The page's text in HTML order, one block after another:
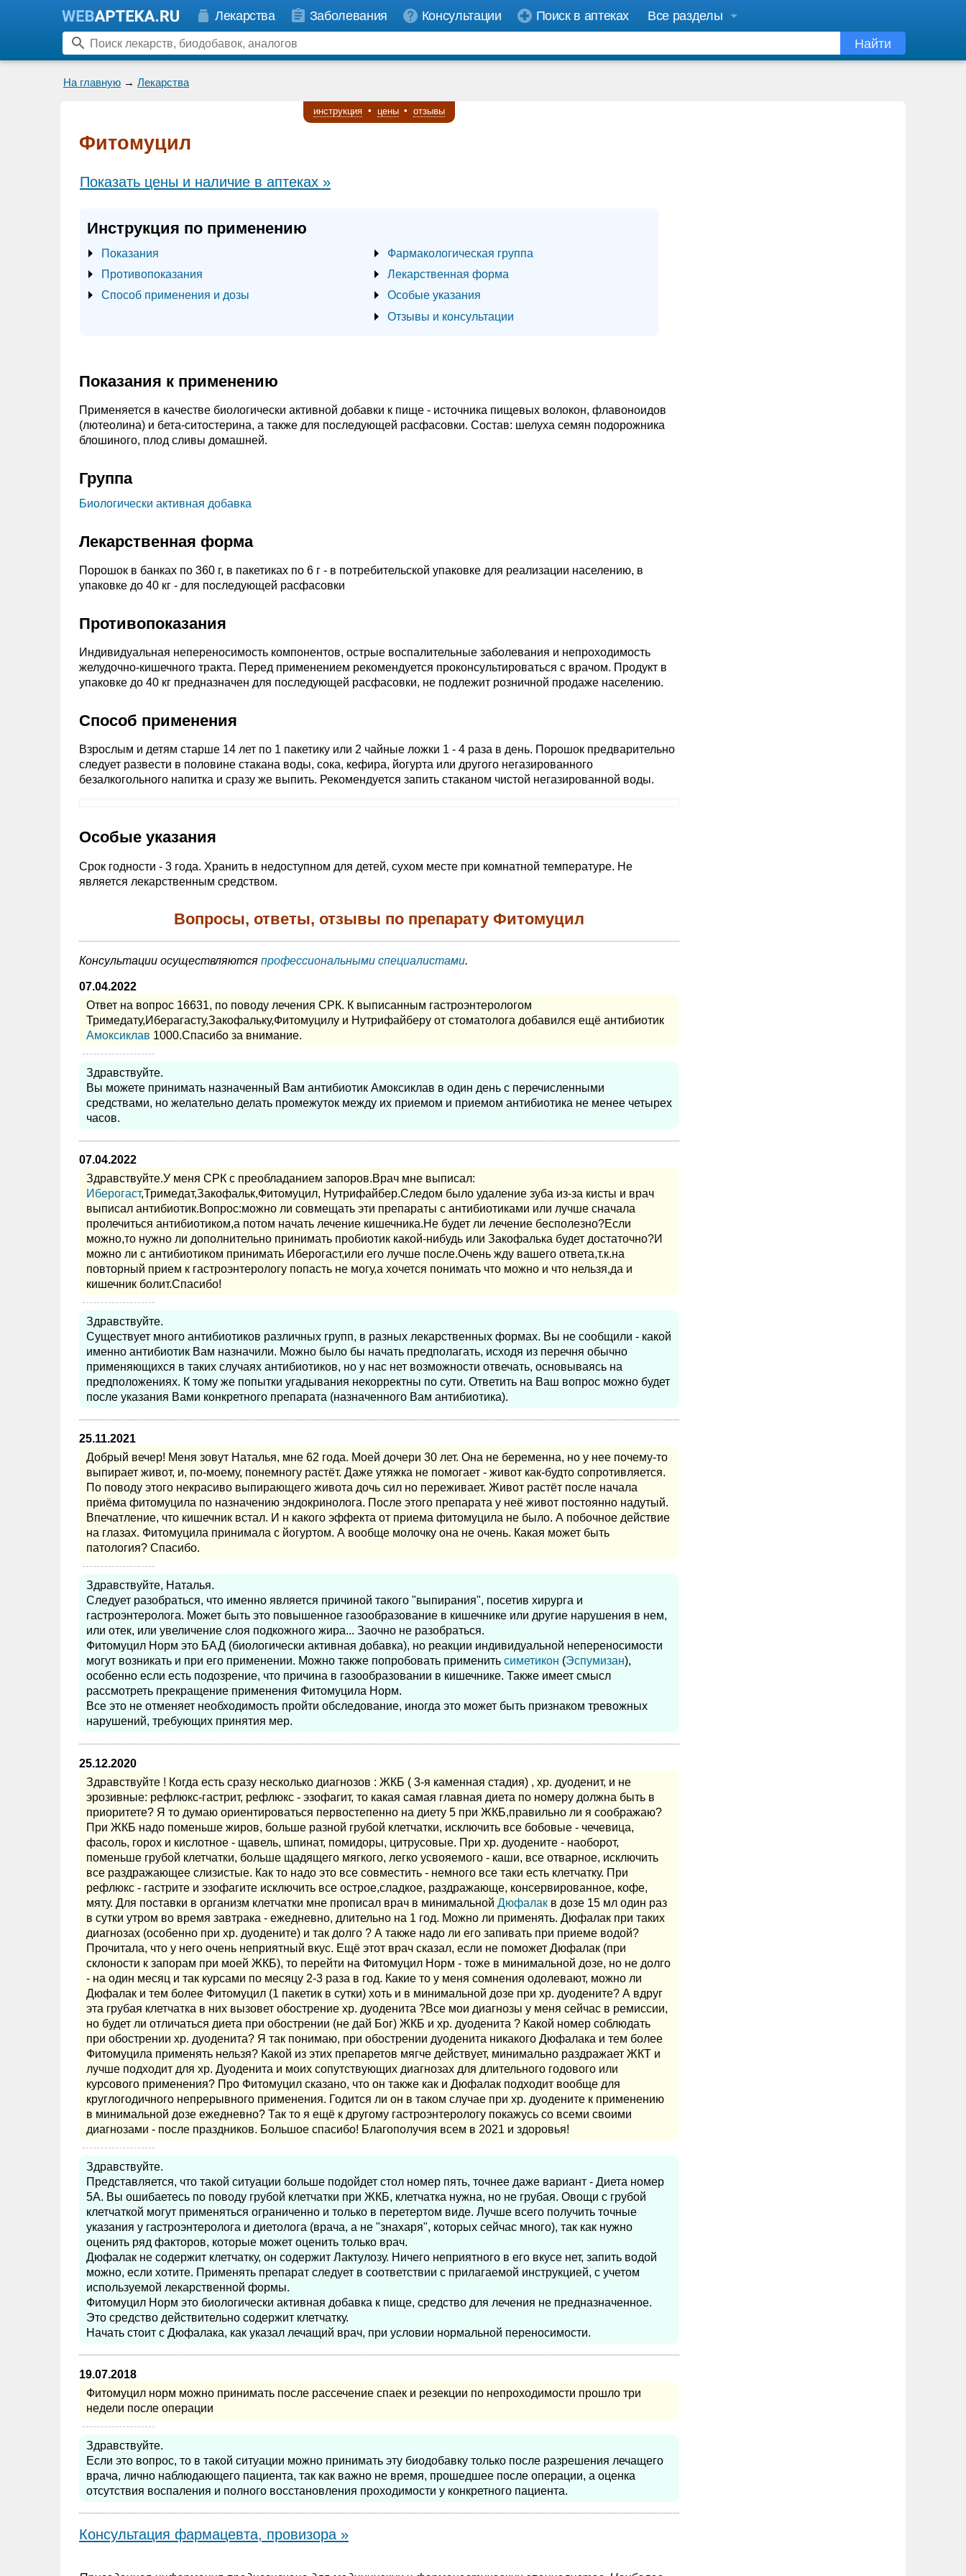
Лекарства Заболевания Консультации Поиск в аптеках
Все разделы
Найти
На главную → Лекарства
инструкция • цены • отзывы
Фитомуцил
Показать цены и наличие в аптеках »
Инструкция по применению
Показания
Противопоказания
Способ применения и дозы
Фармакологическая группа
Лекарственная форма
Особые указания
Отзывы и консультации
Показания к применению
Применяется в качестве биологически активной добавки к пище - источника пищевых волокон, флавоноидов
(лютеолина) и бета-ситостерина, а также для последующей расфасовки. Состав: шелуха семян подорожника
блошиного, плод сливы домашней.
Группа
Биологически активная добавка
Лекарственная форма
Порошок в банках по 360 г, в пакетиках по 6 г - в потребительской упаковке для реализации населению, в
упаковке до 40 кг - для последующей расфасовки
Противопоказания
Индивидуальная непереносимость компонентов, острые воспалительные заболевания и непроходимость
желудочно-кишечного тракта. Перед применением рекомендуется проконсультироваться с врачом. Продукт в
упаковке до 40 кг предназначен для последующей расфасовки, не подлежит розничной продаже населению.
Способ применения
Взрослым и детям старше 14 лет по 1 пакетику или 2 чайные ложки 1 - 4 раза в день. Порошок предварительно
следует развести в половине стакана воды, сока, кефира, йогурта или другого негазированного
безалкогольного напитка и сразу же выпить. Рекомендуется запить стаканом чистой негазированной воды.
Особые указания
Срок годности - 3 года. Хранить в недоступном для детей, сухом месте при комнатной температуре. Не
является лекарственным средством.
Вопросы, ответы, отзывы по препарату Фитомуцил
Консультации осуществляются профессиональными специалистами.
07.04.2022
Ответ на вопрос 16631, по поводу лечения СРК. К выписанным гастроэнтерологом
Тримедату,Иберагасту,Закофальку,Фитомуцилу и Нутрифайберу от стоматолога добавился ещё антибиотик
Амоксиклав 1000.Спасибо за внимание.
Здравствуйте.
Вы можете принимать назначенный Вам антибиотик Амоксиклав в один день с перечисленными
средствами, но желательно делать промежуток между их приемом и приемом антибиотика не менее четырех
часов.
07.04.2022
Здравствуйте.У меня СРК с преобладанием запоров.Врач мне выписал:
Иберогаст,Тримедат,Закофальк,Фитомуцил, Нутрифайбер.Следом было удаление зуба из-за кисты и врач
выписал антибиотик.Вопрос:можно ли совмещать эти препараты с антибиотиками или лучше сначала
пролечиться антибиотиком,а потом начать лечение кишечника.Не будет ли лечение бесполезно?Если
можно,то нужно ли дополнительно принимать пробиотик какой-нибудь или Закофалька будет достаточно?И
можно ли с антибиотиком принимать Иберогаст,или его лучше после.Очень жду вашего ответа,т.к.на
повторный прием к гастроэнтерологу попасть не могу,а хочется понимать что можно и что нельзя,да и
кишечник болит.Спасибо!
Здравствуйте.
Существует много антибиотиков различных групп, в разных лекарственных формах. Вы не сообщили - какой
именно антибиотик Вам назначили. Можно было бы начать предполагать, исходя из перечня обычно
применяющихся в таких случаях антибиотиков, но у нас нет возможности отвечать, основываясь на
предположениях. К тому же попытки угадывания некорректны по сути. Ответить на Ваш вопрос можно будет
после указания Вами конкретного препарата (назначенного Вам антибиотика).
25.11.2021
Добрый вечер! Меня зовут Наталья, мне 62 года. Моей дочери 30 лет. Она не беременна, но у нее почему-то
выпирает живот, и, по-моему, понемногу растёт. Даже утяжка не помогает - живот как-будто сопротивляется.
По поводу этого некрасиво выпирающего живота дочь сил но переживает. Живот растёт после начала
приёма фитомуцила по назначению эндокринолога. После этого препарата у неё живот постоянно надутый.
Впечатление, что кишечник встал. И н какого эффекта от приема фитомуцила не было. А побочное действие
на глазах. Фитомуцила принимала с йогуртом. А вообще молочку она не очень. Какая может быть
патология? Спасибо.
Здравствуйте, Наталья.
Следует разобраться, что именно является причиной такого "выпирания", посетив хирурга и
гастроэнтеролога. Может быть это повышенное газообразование в кишечнике или другие нарушения в нем,
или отек, или увеличение слоя подкожного жира... Заочно не разобраться.
Фитомуцил Норм это БАД (биологически активная добавка), но реакции индивидуальной непереносимости
могут возникать и при его применении. Можно также попробовать применить симетикон (Эспумизан),
особенно если есть подозрение, что причина в газообразовании в кишечнике. Также имеет смысл
рассмотреть прекращение применения Фитомуцила Норм.
Все это не отменяет необходимость пройти обследование, иногда это может быть признаком тревожных
нарушений, требующих принятия мер.
25.12.2020
Здравствуйте ! Когда есть сразу несколько диагнозов : ЖКБ ( 3-я каменная стадия) , хр. дуоденит, и не
эрозивные: рефлюкс-гастрит, рефлюкс - эзофагит, то какая самая главная диета по номеру должна быть в
приоритете? Я то думаю ориентироваться первостепенно на диету 5 при ЖКБ,правильно ли я соображаю?
При ЖКБ надо поменьше жиров, больше разной грубой клетчатки, исключить все бобовые - чечевица,
фасоль, горох и кислотное - щавель, шпинат, помидоры, цитрусовые. При хр. дуодените - наоборот,
поменьше грубой клетчатки, больше щадящего мягкого, легко усвояемого - каши, все отварное, исключить
все раздражающее слизистые. Как то надо это все совместить - немного все таки есть клетчатку. При
рефлюкс - гастрите и эзофагите исключить все острое,сладкое, раздражающе, консервированное, кофе,
мяту. Для поставки в организм клетчатки мне прописал врач в минимальной Дюфалак в дозе 15 мл один раз
в сутки утром во время завтрака - ежедневно, длительно на 1 год. Можно ли применять. Дюфалак при таких
диагнозах (особенно при хр. дуодените) и так долго ? А также надо ли его запивать при приеме водой?
Прочитала, что у него очень неприятный вкус. Ещё этот врач сказал, если не поможет Дюфалак (при
склоности к запорам при моей ЖКБ), то перейти на Фитомуцил Норм - тоже в минимальной дозе, но не долго
- на один месяц и так курсами по месяцу 2-3 раза в год. Какие то у меня сомнения одолевают, можно ли
Дюфалак и тем более Фитомуцил (1 пакетик в сутки) хоть и в минимальной дозе при хр. дуодените? А вдруг
эта грубая клетчатка в них вызовет обострение хр. дуоденита ?Все мои диагнозы у меня сейчас в ремиссии,
но будет ли отличаться диета при обострении (не дай Бог) ЖКБ и хр. дуоденита ? Какой номер соблюдать
при обострении хр. дуоденита? Я так понимаю, при обострении дуоденита никакого Дюфалака и тем более
Фитомуцила применять нельзя? Какой из этих препаретов мягче действует, минимально раздражает ЖКТ и
лучше подходит для хр. Дуоденита и моих сопутствующих диагнозах для длительного годового или
курсового применения? Про Фитомуцил сказано, что он также как и Дюфалак подходит вообще для
круглогодичного непрерывного применения. Годится ли он в таком случае при хр. дуодените к применению
в минимальной дозе ежедневно? Так то я ещё к другому гастроэнтерологу покажусь со всеми своими
диагнозами - после праздников. Большое спасибо! Благополучия всем в 2021 и здоровья!
Здравствуйте.
Представляется, что такой ситуации больше подойдет стол номер пять, точнее даже вариант - Диета номер
5А. Вы ошибаетесь по поводу грубой клетчатки при ЖКБ, клетчатка нужна, но не грубая. Овощи с грубой
клетчаткой могут применяться ограниченно и только в перетертом виде. Лучше всего получить точные
указания у гастроэнтеролога и диетолога (врача, а не "знахаря", которых сейчас много), так как нужно
оценить ряд факторов, которые может оценить только врач.
Дюфалак не содержит клетчатку, он содержит Лактулозу. Ничего неприятного в его вкусе нет, запить водой
можно, если хотите. Применять препарат следует в соответствии с прилагаемой инструкцией, с учетом
используемой лекарственной формы.
Фитомуцил Норм это биологически активная добавка к пище, средство для лечения не предназначенное.
Это средство действительно содержит клетчатку.
Начать стоит с Дюфалака, как указал лечащий врач, при условии нормальной переносимости.
19.07.2018
Фитомуцил норм можно принимать после рассечение спаек и резекции по непроходимости прошло три
недели после операции
Здравствуйте.
Если это вопрос, то в такой ситуации можно принимать эту биодобавку только после разрешения лечащего
врача, лично наблюдающего пациента, так как важно не время, прошедшее после операции, а оценка
отсутствия воспаления и полного восстановления проходимости у конкретного пациента.
Консультация фармацевта, провизора »